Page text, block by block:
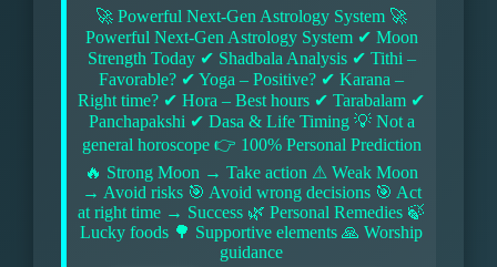
🚀 Powerful Next-Gen Astrology System 🚀
Powerful Next-Gen Astrology System ✔ Moon
Strength Today ✔ Shadbala Analysis ✔ Tithi –
Favorable? ✔ Yoga – Positive? ✔ Karana –
Right time? ✔ Hora – Best hours ✔ Tarabalam ✔
Panchapakshi ✔ Dasa & Life Timing 💡 Not a
general horoscope 👉 100% Personal Prediction
🔥 Strong Moon → Take action ⚠ Weak Moon
→ Avoid risks 🎯 Avoid wrong decisions 🎯 Act
at right time → Success 🌿 Personal Remedies 🍃
Lucky foods 🌳 Supportive elements 🙏 Worship
guidance